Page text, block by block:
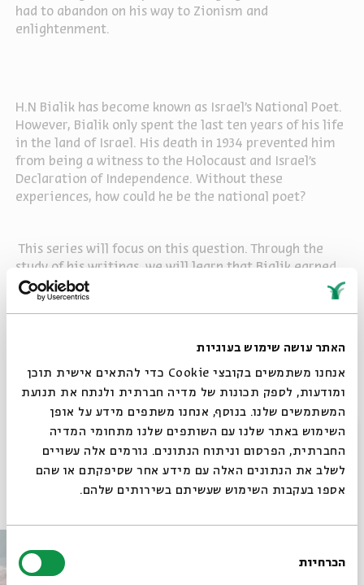
האתר עושה שימוש בעוגיות
אנחנו משתמשים בקובצי Cookie כדי להתאים אישית תוכן
ומודעות, לספק תכונות של מדיה חברתית ולנתח את תנועת
המשתמשים שלנו. בנוסף, אנחנו משתפים מידע על אופן
השימוש באתר שלנו עם השותפים שלנו מתחומי המדיה
החברתית, הפרסום וניתוח הנתונים. גורמים אלה עשויים
לשלב את הנתונים האלה עם מידע אחר שסיפקתם או שהם
אספו בעקבות השימוש שעשיתם בשירותים שלהם.
הסכמה
הכרחיות
had to abandon on his way to Zionism and
enlightenment.
H.N Bialik has become known as Israel’s National Poet.
However, Bialik only spent the last ten years of his life
in the land of Israel. His death in 1934 prevented him
from being a witness to the Holocaust and Israel’s
Declaration of Independence. Without these
experiences, how could he be the national poet?
This series will focus on this question. Through the
study of his writings, we will learn that Bialik earned
the title by writing poetry that created the voice of
Zionism and the revival of the Hebrew language and
in our time.
שיתוף
פרקים נוספים בסדרה
סגור